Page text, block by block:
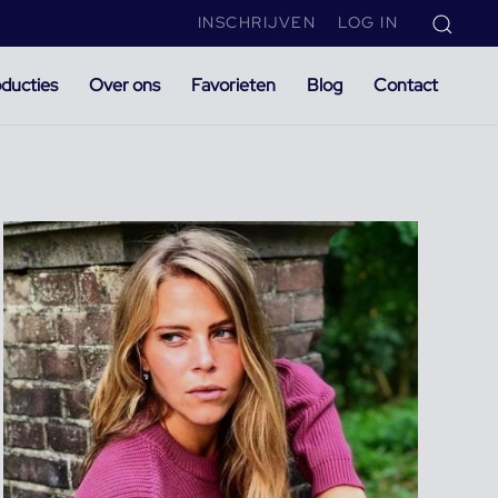
INSCHRIJVEN LOG IN
Over ons Favorieten Blog Contact